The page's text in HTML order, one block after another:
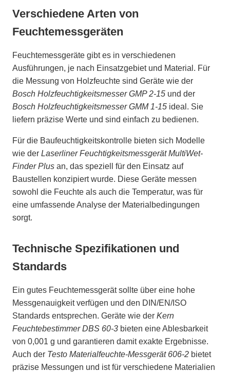
Verschiedene Arten von
Feuchtemessgeräten
Feuchtemessgeräte gibt es in verschiedenen
Ausführungen, je nach Einsatzgebiet und Material. Für
die Messung von Holzfeuchte sind Geräte wie der
Bosch Holzfeuchtigkeitsmesser GMP 2-15 und der
Bosch Holzfeuchtigkeitsmesser GMM 1-15 ideal. Sie
liefern präzise Werte und sind einfach zu bedienen.
Für die Baufeuchtigkeitskontrolle bieten sich Modelle
wie der Laserliner Feuchtigkeitsmessgerät MultiWet-
Finder Plus an, das speziell für den Einsatz auf
Baustellen konzipiert wurde. Diese Geräte messen
sowohl die Feuchte als auch die Temperatur, was für
eine umfassende Analyse der Materialbedingungen
sorgt.
Technische Spezifikationen und
Standards
Ein gutes Feuchtemessgerät sollte über eine hohe
Messgenauigkeit verfügen und den DIN/EN/ISO
Standards entsprechen. Geräte wie der Kern
Feuchtebestimmer DBS 60-3 bieten eine Ablesbarkeit
von 0,001 g und garantieren damit exakte Ergebnisse.
Auch der Testo Materialfeuchte-Messgerät 606-2 bietet
präzise Messungen und ist für verschiedene Materialien